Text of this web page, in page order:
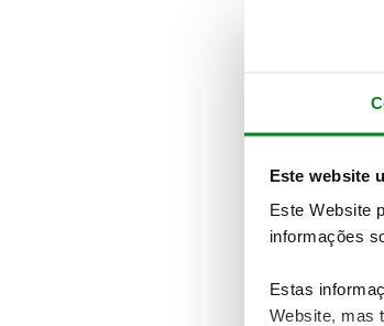
Este website
Este Website
informações
Estas
Website, mas